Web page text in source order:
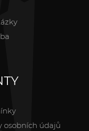
osobních údajů